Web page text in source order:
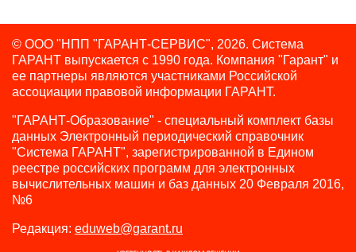
© ООО "НПП "ГАРАНТ-СЕРВИС", 2026. Система
ГАРАНТ выпускается с 1990 года. Компания "Гарант" и
ее партнеры являются участниками Российской
ассоциации правовой информации ГАРАНТ.
"ГАРАНТ-Образование" - специальный комплект базы
данных Электронный периодический справочник
"Система ГАРАНТ", зарегистрированной в Едином
реестре российских программ для электронных
вычислительных машин и баз данных 20 Февраля 2016,
№6
Редакция: eduweb@garant.ru